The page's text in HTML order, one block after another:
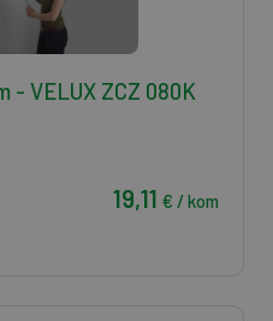
- VELUX ZCZ 080K
19,11 € / kom